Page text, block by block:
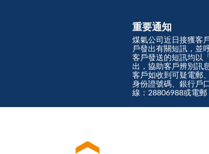
重要通知
煤氣公司近日接獲客
戶發出有關短訊，並
客戶發送的短訊均以
出，協助客戶辨別訊
客戶如收到可疑電郵
身份證號碼、銀行戶
線：28806988或電郵